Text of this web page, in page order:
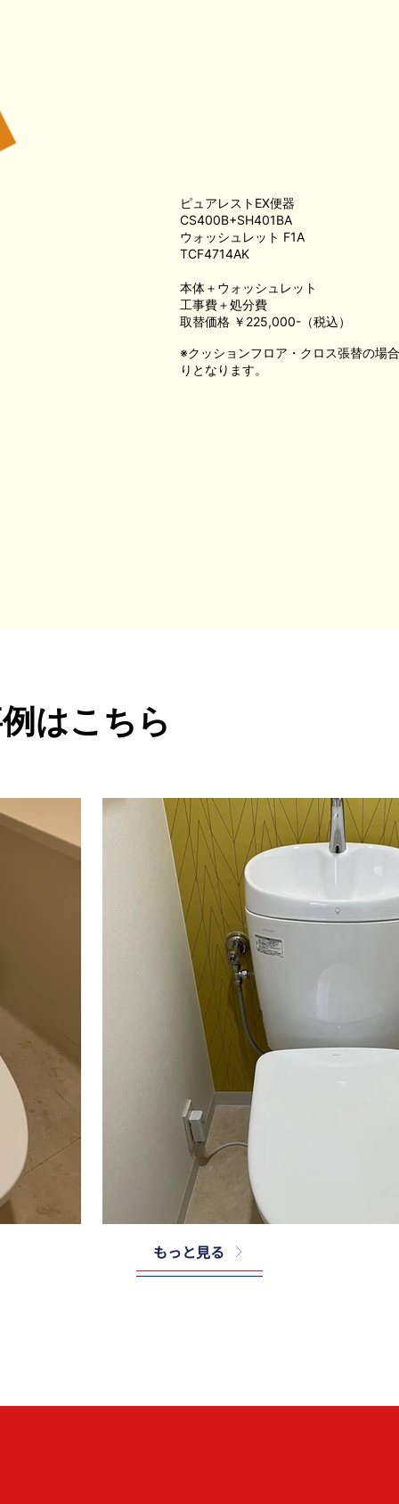
※クッションフロア・クロス張替の場
りとなります。
ピュアレストEX便器
CS400B+SH401BA
ウォッシュレット F1A
TCF4714AK
本体＋ウォッシュレット
工事費＋処分費
取替価格 ￥225,000-（税込）
もっと見る
はこちら